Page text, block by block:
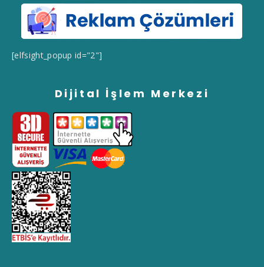
[elfsight_popup id="2"]
Dijital İşlem Merkezi